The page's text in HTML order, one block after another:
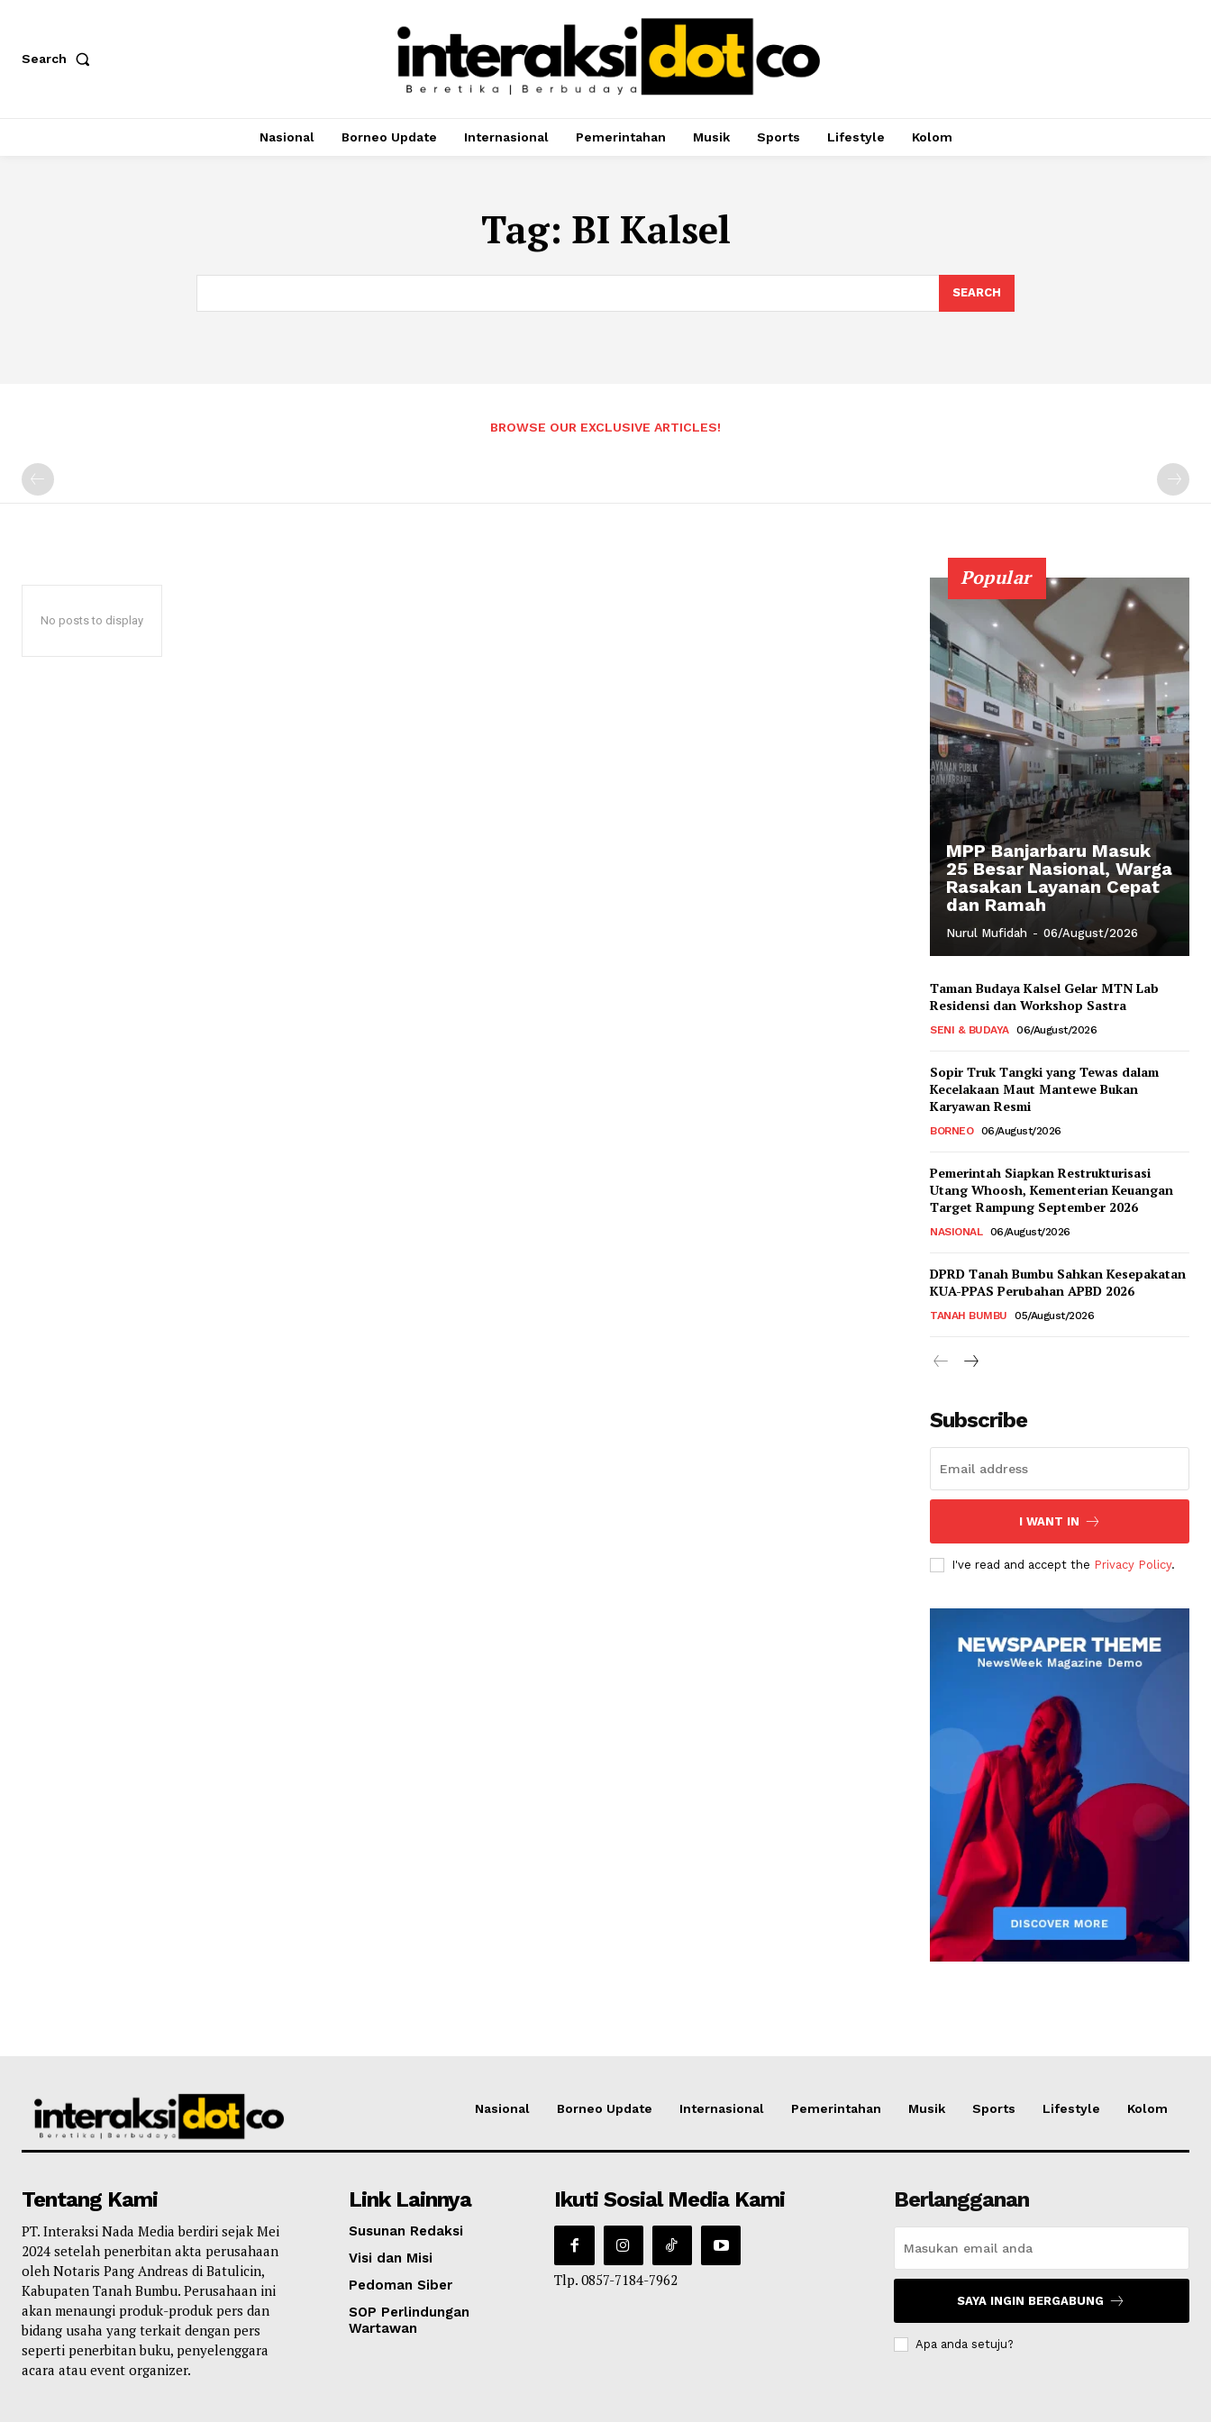
Search
Nasional Borneo Update Internasional Pemerintahan Musik Sports Lifestyle Kolom
Tag: BI Kalsel
SEARCH
BROWSE OUR EXCLUSIVE ARTICLES!
No posts to display
Popular
MPP Banjarbaru Masuk
25 Besar Nasional, Warga
Rasakan Layanan Cepat
dan Ramah
Nurul Mufidah - 06/August/2026
Taman Budaya Kalsel Gelar MTN Lab
Residensi dan Workshop Sastra
SENI & BUDAYA 06/August/2026
Sopir Truk Tangki yang Tewas dalam
Kecelakaan Maut Mantewe Bukan
Karyawan Resmi
BORNEO 06/August/2026
Pemerintah Siapkan Restrukturisasi
Utang Whoosh, Kementerian Keuangan
Target Rampung September 2026
NASIONAL 06/August/2026
DPRD Tanah Bumbu Sahkan Kesepakatan
KUA-PPAS Perubahan APBD 2026
TANAH BUMBU 05/August/2026
Subscribe
I WANT IN
I've read and accept the Privacy Policy.
Nasional Borneo Update Internasional Pemerintahan Musik Sports Lifestyle Kolom
Tentang Kami
PT. Interaksi Nada Media berdiri sejak Mei
2024 setelah penerbitan akta perusahaan
oleh Notaris Pang Andreas di Batulicin,
Kabupaten Tanah Bumbu. Perusahaan ini
akan menaungi produk-produk pers dan
bidang usaha yang terkait dengan pers
seperti penerbitan buku, penyelenggara
acara atau event organizer.
Link Lainnya
Susunan Redaksi
Visi dan Misi
Pedoman Siber
SOP Perlindungan
Wartawan
Ikuti Sosial Media Kami
Tlp. 0857-7184-7962
Berlangganan
SAYA INGIN BERGABUNG
Apa anda setuju?